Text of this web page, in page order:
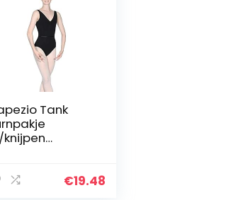
Tank
knijpen
€19.48